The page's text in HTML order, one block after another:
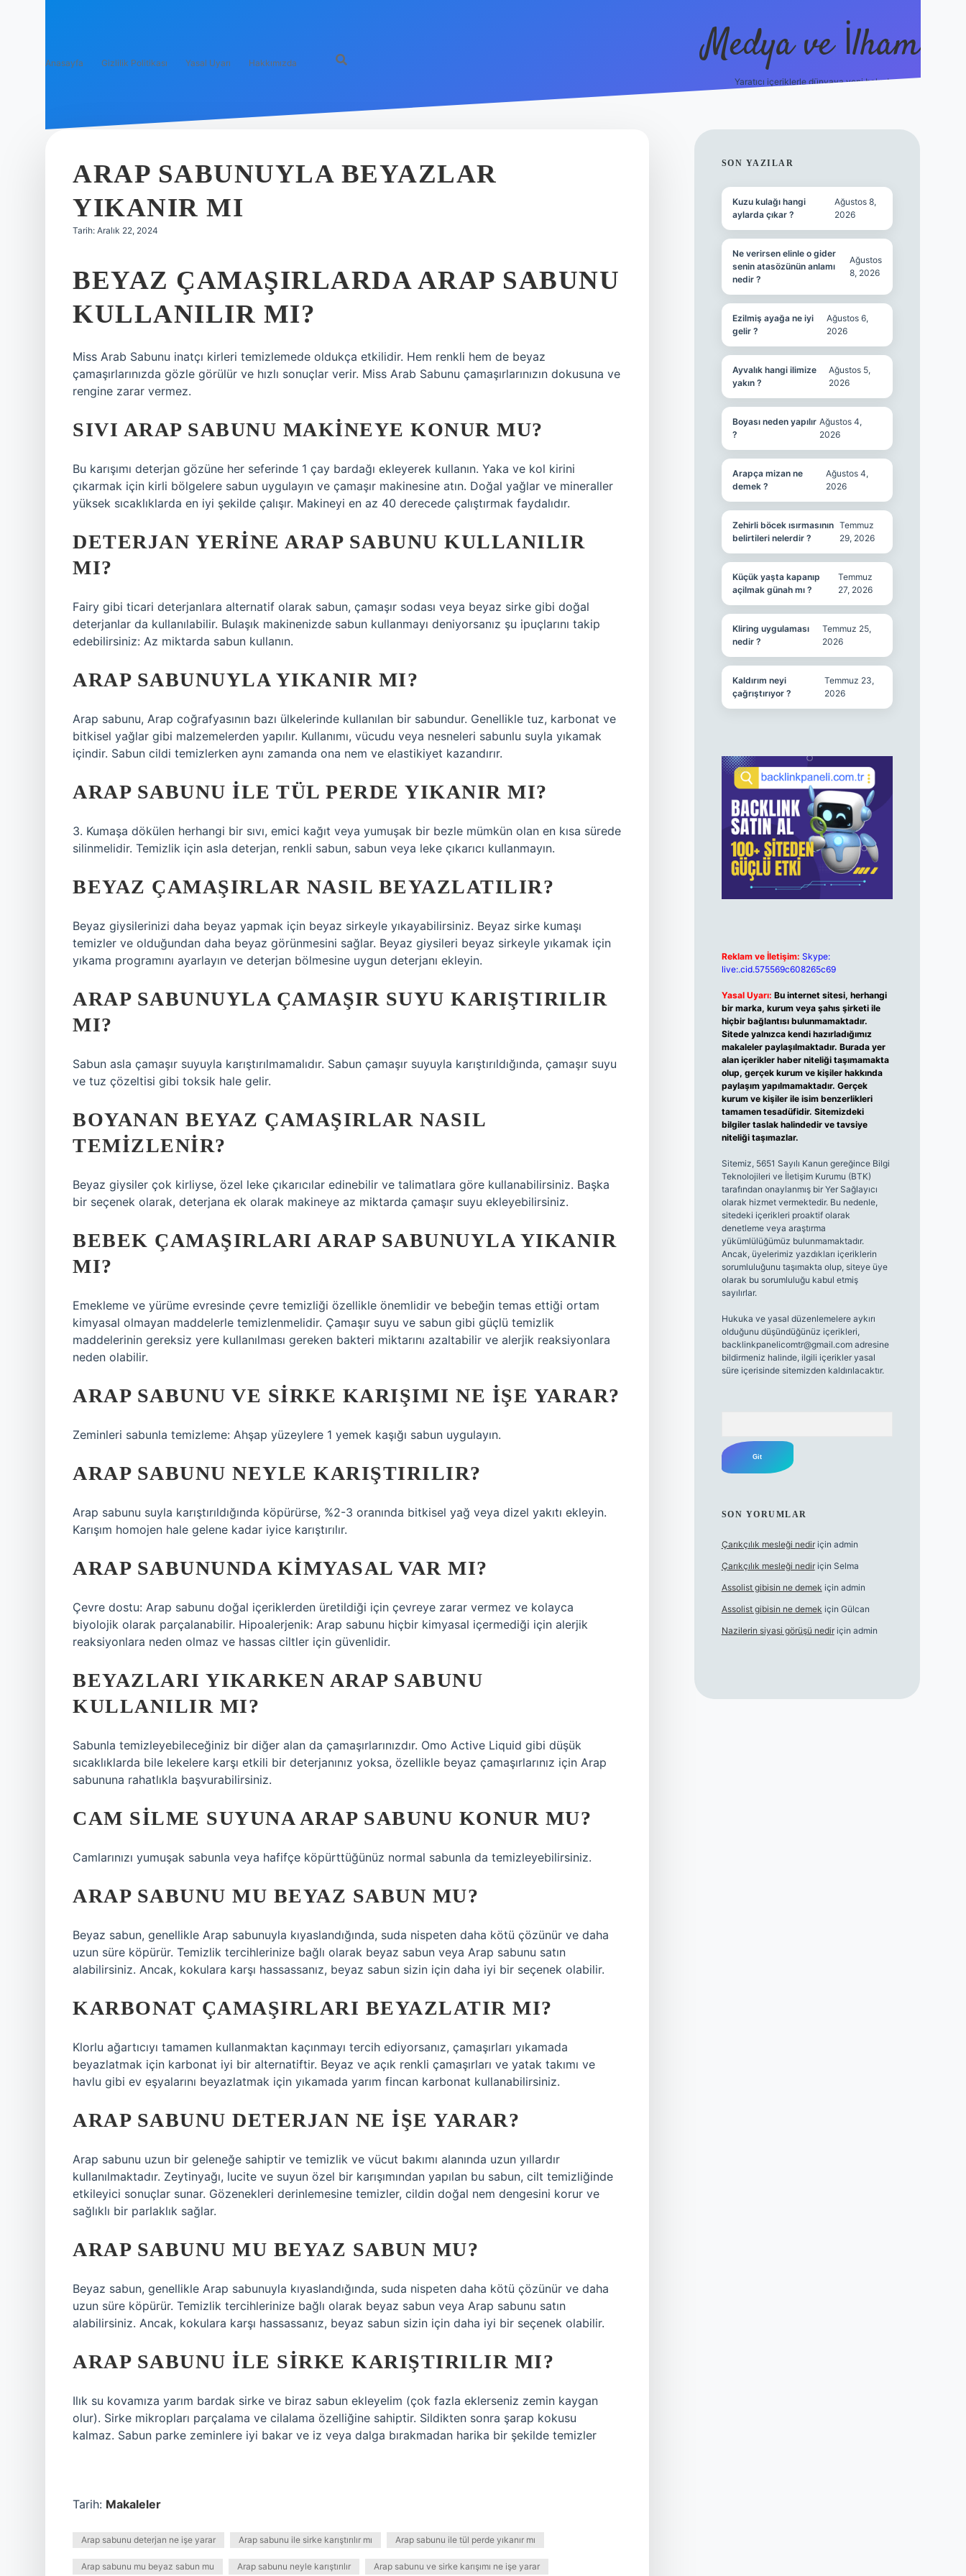
Anasayfa Gizlilik Politikası Yasal Uyarı Hakkımızda Medya ve İlham
Yaratıcı içeriklerle dünyaya yeni bakış!
ARAP SABUNUYLA BEYAZLAR
YIKANIR MI
Tarih: Aralık 22, 2024
BEYAZ ÇAMAŞIRLARDA ARAP SABUNU
KULLANILIR MI?
Miss Arab Sabunu inatçı kirleri temizlemede oldukça etkilidir. Hem renkli hem de beyaz
çamaşırlarınızda gözle görülür ve hızlı sonuçlar verir. Miss Arab Sabunu çamaşırlarınızın dokusuna ve
rengine zarar vermez.
SIVI ARAP SABUNU MAKINEYE KONUR MU?
Bu karışımı deterjan gözüne her seferinde 1 çay bardağı ekleyerek kullanın. Yaka ve kol kirini
çıkarmak için kirli bölgelere sabun uygulayın ve çamaşır makinesine atın. Doğal yağlar ve mineraller
yüksek sıcaklıklarda en iyi şekilde çalışır. Makineyi en az 40 derecede çalıştırmak faydalıdır.
DETERJAN YERINE ARAP SABUNU KULLANILIR
MI?
Fairy gibi ticari deterjanlara alternatif olarak sabun, çamaşır sodası veya beyaz sirke gibi doğal
deterjanlar da kullanılabilir. Bulaşık makinenizde sabun kullanmayı deniyorsanız şu ipuçlarını takip
edebilirsiniz: Az miktarda sabun kullanın.
ARAP SABUNUYLA YIKANIR MI?
Arap sabunu, Arap coğrafyasının bazı ülkelerinde kullanılan bir sabundur. Genellikle tuz, karbonat ve
bitkisel yağlar gibi malzemelerden yapılır. Kullanımı, vücudu veya nesneleri sabunlu suyla yıkamak
içindir. Sabun cildi temizlerken aynı zamanda ona nem ve elastikiyet kazandırır.
ARAP SABUNU ILE TÜL PERDE YIKANIR MI?
3. Kumaşa dökülen herhangi bir sıvı, emici kağıt veya yumuşak bir bezle mümkün olan en kısa sürede
silinmelidir. Temizlik için asla deterjan, renkli sabun, sabun veya leke çıkarıcı kullanmayın.
BEYAZ ÇAMAŞIRLAR NASIL BEYAZLATILIR?
Beyaz giysilerinizi daha beyaz yapmak için beyaz sirkeyle yıkayabilirsiniz. Beyaz sirke kumaşı
temizler ve olduğundan daha beyaz görünmesini sağlar. Beyaz giysileri beyaz sirkeyle yıkamak için
yıkama programını ayarlayın ve deterjan bölmesine uygun deterjanı ekleyin.
ARAP SABUNUYLA ÇAMAŞIR SUYU KARIŞTIRILIR
MI?
Sabun asla çamaşır suyuyla karıştırılmamalıdır. Sabun çamaşır suyuyla karıştırıldığında, çamaşır suyu
ve tuz çözeltisi gibi toksik hale gelir.
BOYANAN BEYAZ ÇAMAŞIRLAR NASIL
TEMIZLENIR?
Beyaz giysiler çok kirliyse, özel leke çıkarıcılar edinebilir ve talimatlara göre kullanabilirsiniz. Başka
bir seçenek olarak, deterjana ek olarak makineye az miktarda çamaşır suyu ekleyebilirsiniz.
BEBEK ÇAMAŞIRLARI ARAP SABUNUYLA YIKANIR
MI?
Emekleme ve yürüme evresinde çevre temizliği özellikle önemlidir ve bebeğin temas ettiği ortam
kimyasal olmayan maddelerle temizlenmelidir. Çamaşır suyu ve sabun gibi güçlü temizlik
maddelerinin gereksiz yere kullanılması gereken bakteri miktarını azaltabilir ve alerjik reaksiyonlara
neden olabilir.
ARAP SABUNU VE SIRKE KARIŞIMI NE IŞE YARAR?
Zeminleri sabunla temizleme: Ahşap yüzeylere 1 yemek kaşığı sabun uygulayın.
ARAP SABUNU NEYLE KARIŞTIRILIR?
Arap sabunu suyla karıştırıldığında köpürürse, %2-3 oranında bitkisel yağ veya dizel yakıtı ekleyin.
Karışım homojen hale gelene kadar iyice karıştırılır.
ARAP SABUNUNDA KIMYASAL VAR MI?
Çevre dostu: Arap sabunu doğal içeriklerden üretildiği için çevreye zarar vermez ve kolayca
biyolojik olarak parçalanabilir. Hipoalerjenik: Arap sabunu hiçbir kimyasal içermediği için alerjik
reaksiyonlara neden olmaz ve hassas ciltler için güvenlidir.
BEYAZLARI YIKARKEN ARAP SABUNU
KULLANILIR MI?
Sabunla temizleyebileceğiniz bir diğer alan da çamaşırlarınızdır. Omo Active Liquid gibi düşük
sıcaklıklarda bile lekelere karşı etkili bir deterjanınız yoksa, özellikle beyaz çamaşırlarınız için Arap
sabununa rahatlıkla başvurabilirsiniz.
CAM SILME SUYUNA ARAP SABUNU KONUR MU?
Camlarınızı yumuşak sabunla veya hafifçe köpürttüğünüz normal sabunla da temizleyebilirsiniz.
ARAP SABUNU MU BEYAZ SABUN MU?
Beyaz sabun, genellikle Arap sabunuyla kıyaslandığında, suda nispeten daha kötü çözünür ve daha
uzun süre köpürür. Temizlik tercihlerinize bağlı olarak beyaz sabun veya Arap sabunu satın
alabilirsiniz. Ancak, kokulara karşı hassassanız, beyaz sabun sizin için daha iyi bir seçenek olabilir.
KARBONAT ÇAMAŞIRLARI BEYAZLATIR MI?
Klorlu ağartıcıyı tamamen kullanmaktan kaçınmayı tercih ediyorsanız, çamaşırları yıkamada
beyazlatmak için karbonat iyi bir alternatiftir. Beyaz ve açık renkli çamaşırları ve yatak takımı ve
havlu gibi ev eşyalarını beyazlatmak için yıkamada yarım fincan karbonat kullanabilirsiniz.
ARAP SABUNU DETERJAN NE IŞE YARAR?
Arap sabunu uzun bir geleneğe sahiptir ve temizlik ve vücut bakımı alanında uzun yıllardır
kullanılmaktadır. Zeytinyağı, lucite ve suyun özel bir karışımından yapılan bu sabun, cilt temizliğinde
etkileyici sonuçlar sunar. Gözenekleri derinlemesine temizler, cildin doğal nem dengesini korur ve
sağlıklı bir parlaklık sağlar.
ARAP SABUNU MU BEYAZ SABUN MU?
Beyaz sabun, genellikle Arap sabunuyla kıyaslandığında, suda nispeten daha kötü çözünür ve daha
uzun süre köpürür. Temizlik tercihlerinize bağlı olarak beyaz sabun veya Arap sabunu satın
alabilirsiniz. Ancak, kokulara karşı hassassanız, beyaz sabun sizin için daha iyi bir seçenek olabilir.
ARAP SABUNU ILE SIRKE KARIŞTIRILIR MI?
Ilık su kovamıza yarım bardak sirke ve biraz sabun ekleyelim (çok fazla eklerseniz zemin kaygan
olur). Sirke mikropları parçalama ve cilalama özelliğine sahiptir. Sildikten sonra şarap kokusu
kalmaz. Sabun parke zeminlere iyi bakar ve iz veya dalga bırakmadan harika bir şekilde temizler
Tarih: Makaleler
Arap sabunu deterjan ne işe yarar Arap sabunu ile sirke karıştırılır mı Arap sabunu ile tül perde yıkanır mı
Arap sabunu mu beyaz sabun mu Arap sabunu neyle karıştırılır Arap sabunu ve sirke karışımı ne işe yarar
SIDEBAR
SON YAZILAR
Kuzu kulağı hangi
aylarda çıkar ?
Ağustos 8,
2026
Ne verirsen elinle o gider
senin atasözünün anlamı
nedir ?
Ağustos
8, 2026
Ezilmiş ayağa ne iyi
gelir ?
Ağustos 6,
2026
Ayvalık hangi ilimize
yakın ?
Ağustos 5,
2026
Boyası neden yapılır
?
Ağustos 4,
2026
Arapça mizan ne
demek ?
Ağustos 4,
2026
Zehirli böcek ısırmasının
belirtileri nelerdir ?
Temmuz
29, 2026
Küçük yaşta kapanıp
açilmak günah mı ?
Temmuz
27, 2026
Kliring uygulaması
nedir ?
Temmuz 25,
2026
Kaldırım neyi
çağrıştırıyor ?
Temmuz 23,
2026
Reklam ve İletişim: Skype:
live:.cid.575569c608265c69
Yasal Uyarı: Bu internet sitesi, herhangi
bir marka, kurum veya şahıs şirketi ile
hiçbir bağlantısı bulunmamaktadır.
Sitede yalnızca kendi hazırladığımız
makaleler paylaşılmaktadır. Burada yer
alan içerikler haber niteliği taşımamakta
olup, gerçek kurum ve kişiler hakkında
paylaşım yapılmamaktadır. Gerçek
kurum ve kişiler ile isim benzerlikleri
tamamen tesadüfidir. Sitemizdeki
bilgiler taslak halindedir ve tavsiye
niteliği taşımazlar.
Sitemiz, 5651 Sayılı Kanun gereğince Bilgi
Teknolojileri ve İletişim Kurumu (BTK)
tarafından onaylanmış bir Yer Sağlayıcı
olarak hizmet vermektedir. Bu nedenle,
sitedeki içerikleri proaktif olarak
denetleme veya araştırma
yükümlülüğümüz bulunmamaktadır.
Ancak, üyelerimiz yazdıkları içeriklerin
sorumluluğunu taşımakta olup, siteye üye
olarak bu sorumluluğu kabul etmiş
sayılırlar.
Hukuka ve yasal düzenlemelere aykırı
olduğunu düşündüğünüz içerikleri,
backlinkpanelicomtr@gmail.comadresine
bildirmeniz halinde, ilgili içerikler yasal
süre içerisinde sitemizden kaldırılacaktır.
SON YORUMLAR
Çarıkçılık mesleği nediriçin admin
Çarıkçılık mesleği nediriçin Selma
Assolist gibisin ne demek için admin
Assolist gibisin ne demek için Gülcan
Nazilerin siyasi görüşü nediriçin admin
https://ilbet.online/ grandoperabet girişhttps://